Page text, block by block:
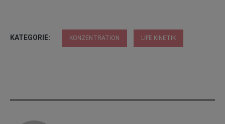
KATEGORIE: KONZENTRATION LIFE KINETIK